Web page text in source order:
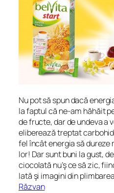
Nu pot să spun dacă
la faptul că ne-am hăhăit
de fructe, dar de undeva a
eliberează treptat
fel încât energia să dureze
lor! Dar sunt buni la gust,
ciocolată nu’ş ce să zic,
Iată şi imagini din
Răzvan